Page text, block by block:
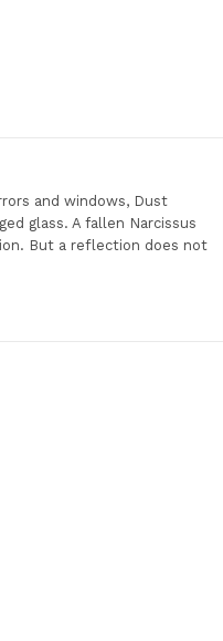
and windows, Dust
glass. A fallen Narcissus
But a reflection does not